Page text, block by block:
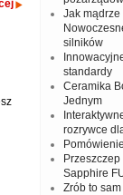
Jak
silników
standardy
Ceramika
Jednym
rozrywce
Sapphire
Zrób to